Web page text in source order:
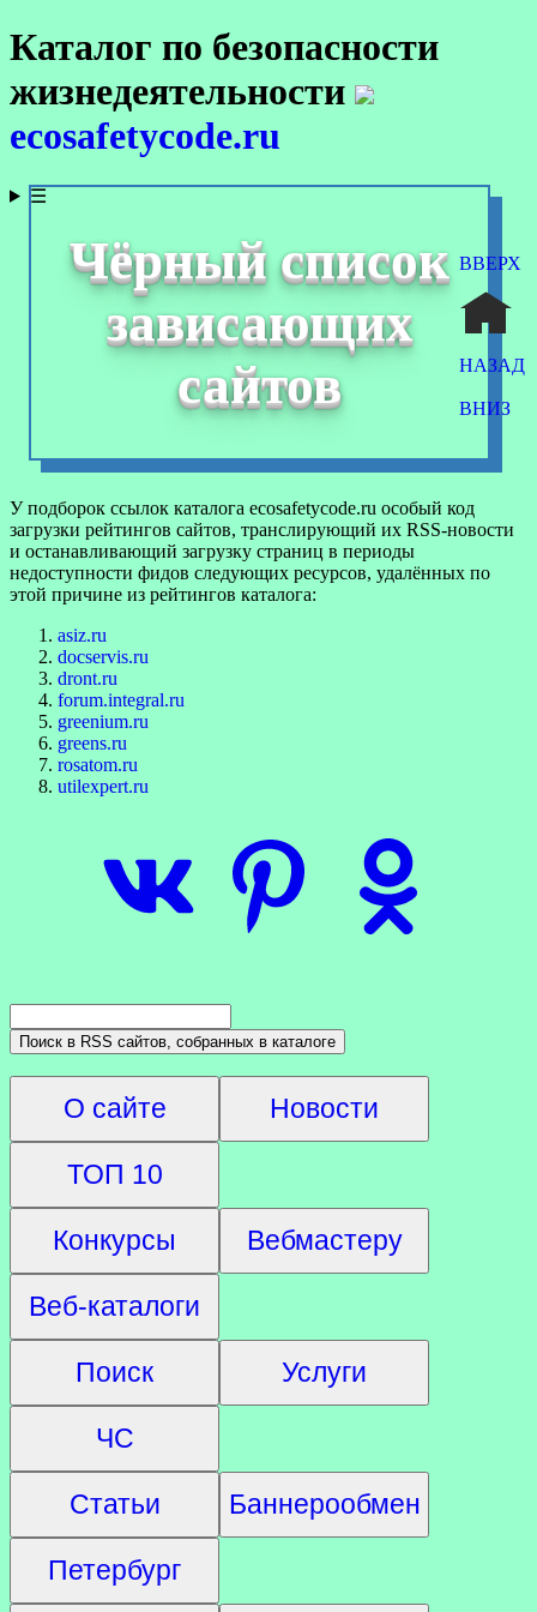
Каталог по безопасности
жизнедеятельности
ecosafetycode.ru
☰
Чёрный список
зависающих
сайтов
У подборок ссылок каталога ecosafetycode.ru особый код
загрузки рейтингов сайтов, транслирующий их RSS-новости
и останавливающий загрузку страниц в периоды
недоступности фидов следующих ресурсов, удалённых по
этой причине из рейтингов каталога:
asiz.ru
docservis.ru
dront.ru
forum.integral.ru
greenium.ru
greens.ru
rosatom.ru
utilexpert.ru
ВВЕРХ
НАЗАД
ВНИЗ
О сайте Новости
ТОП 10
Конкурсы Вебмастеру
Веб-каталоги
Поиск Услуги
ЧС
Статьи Баннерообмен
Петербург